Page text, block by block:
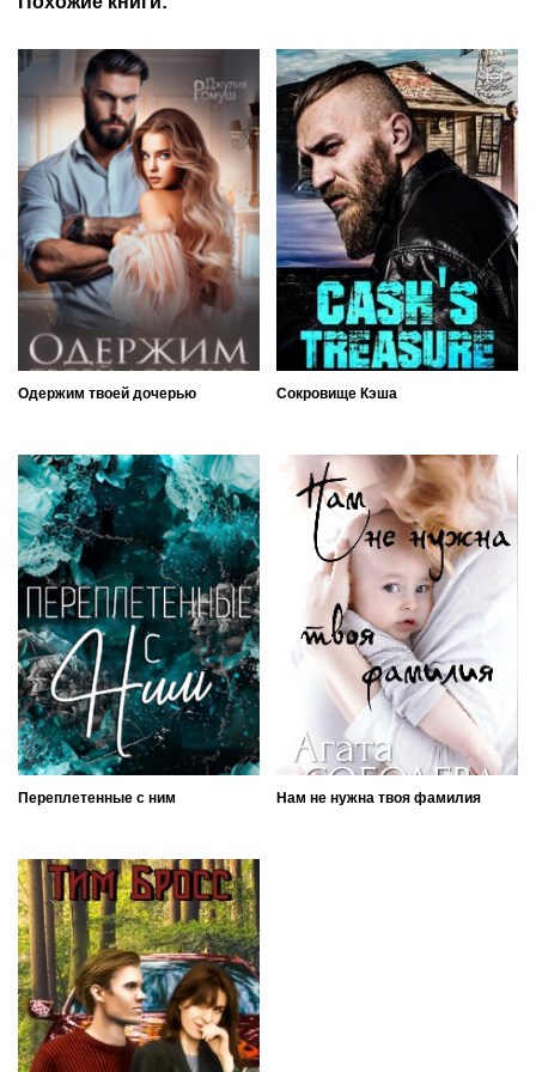
Одержим твоей дочерью Сокровище Кэша
Переплетенные с ним Нам не нужна твоя фамилия